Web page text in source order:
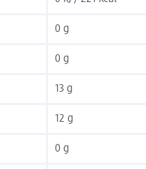
0 g
0 g
13 g
12 g
0 g